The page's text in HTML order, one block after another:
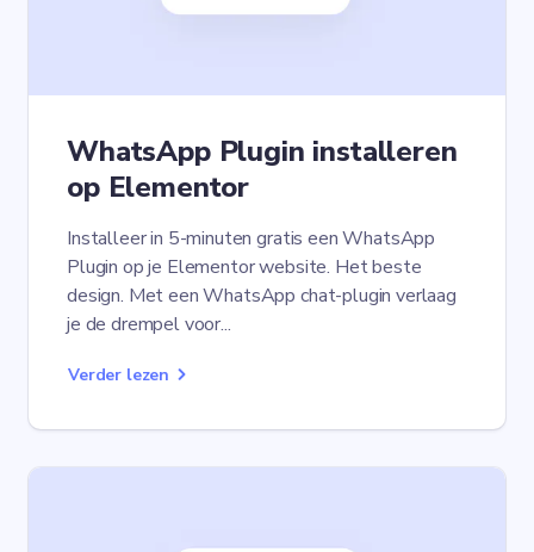
WhatsApp Plugin installeren
op Elementor
Installeer in 5-minuten gratis een WhatsApp
Plugin op je Elementor website. Het beste
design. Met een WhatsApp chat-plugin verlaag
je de drempel voor...
Verder lezen